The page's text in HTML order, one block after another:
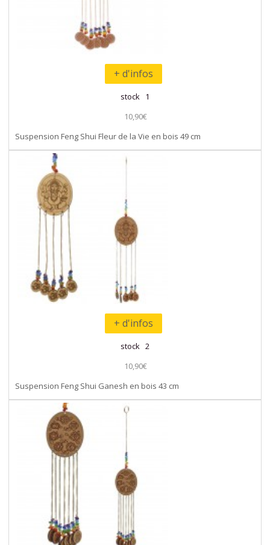
+ d'infos
stock 1
10,90€
Suspension Feng Shui Fleur de la Vie en bois 49 cm
+ d'infos
stock 2
10,90€
Suspension Feng Shui Ganesh en bois 43 cm